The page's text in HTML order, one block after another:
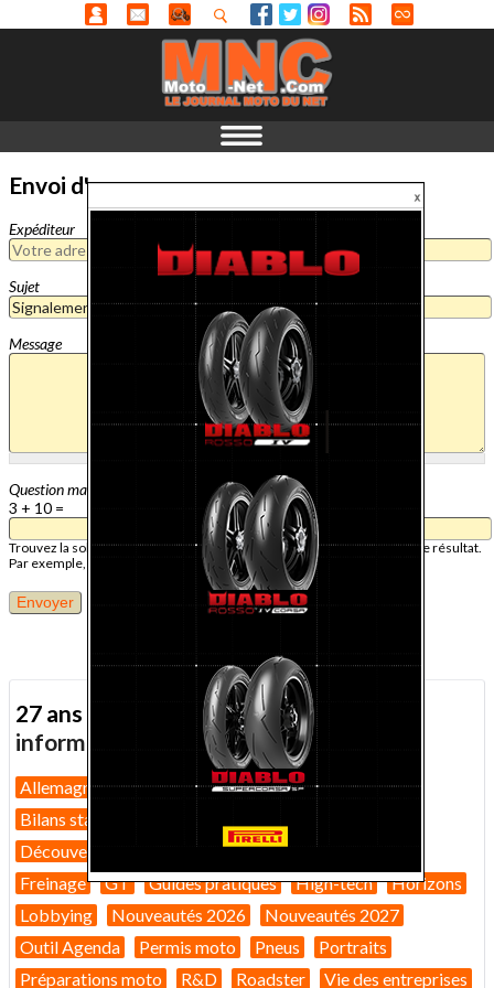
Envoi d'un message
Expéditeur
Sujet
Message
Question mathématique
3 + 10 =
Trouvez la solution de ce problème mathématique simple et saisissez le résultat.
Par exemple, pour 1 + 3, saisissez 4.
27 ans d'actualité moto : toutes nos
informations depuis 1999 !
Allemagne Assurance moto
Bilans marché 2026
Bilans statistiques
Casques
Dans Le Rétro
Découverte
Equipement pilote
Fiches techniques
Freinage
GT Guides pratiques High-tech
Horizons
Lobbying
Nouveautés 2026
Nouveautés 2027
Outil Agenda
Permis moto Pneus
Portraits
Préparations moto
R&D Roadster Vie des entreprises